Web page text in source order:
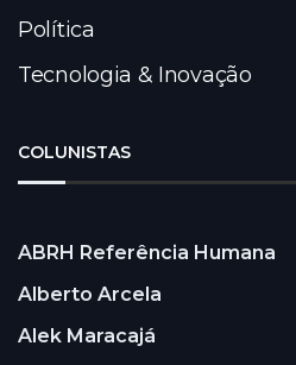
Política
Tecnologia & Inovação
COLUNISTAS
ABRH Referência Humana
Alberto Arcela
Alek Maracajá